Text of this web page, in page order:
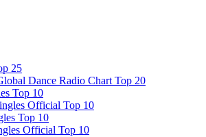
25
Dance Radio Chart Top 20
Top 10
Official Top 10
Top 10
Official Top 10